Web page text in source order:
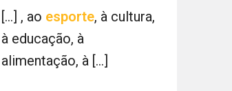
[...] , ao esporte, à cultura,
à educação, à
alimentação, à [...]